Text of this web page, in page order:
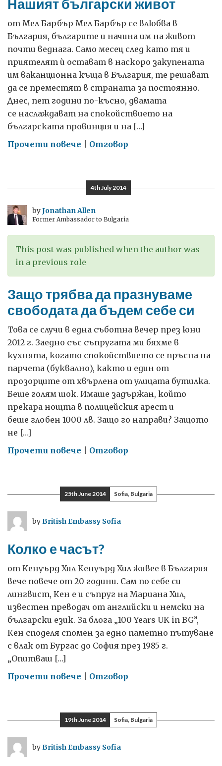
Нашият български живот
от Мел Барбър Мел Барбър се влюбва в
България, българите и начина им на живот
почти веднага. Само месец след като тя и
приятелят ѝ остават в наскоро закупената
им ваканционна къща в България, те решават
да се преместят в страната за постоянно.
Днес, пет години по-късно, двамата
се наслаждават на спокойствието на
българската провинция и на […]
Прочети повече on
живот
Отговор
4th July 2014
byJonathan Allen
Former Ambassador to Bulgaria
This post was published when the author was
in a previous role
Защо трябва да празнуваме
свободата да бъдем себе си
Това се случи в една съботна вечер през юни
2012 г. Заедно със съпругата ми бяхме в
кухнята, когато спокойствието се пръсна на
парчета (буквално), както и един от
прозорците от хвърлена от улицата бутилка.
Беше голям шок. Имаше задържан, който
прекара нощта в полицейския арест и
беше глобен 1000 лв. Защо го направи? Защото
не […]
Прочети повече on
да
празнуваме
себе
си
Отговор
25th June 2014 Sofia, Bulgaria
byBritish Embassy Sofia
Колко е часът?
от Кенуърд Хил Кенуърд Хил живее в България
вече повече от 20 години. Сам по себе си
лингвист, Кен е и съпруг на Мариана Хил,
известен преводач от английски и немски на
български език. За блога „100 Years UK in BG”,
Кен споделя спомен за едно паметно пътуване
с влак от Бургас до София през 1985 г.
„Опитваш […]
Прочети повече on
часът?
Отговор
19th June 2014 Sofia, Bulgaria
byBritish Embassy Sofia